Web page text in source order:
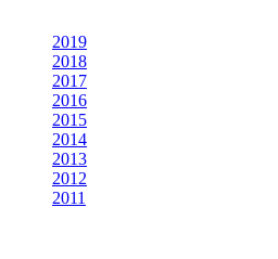
2019
2018
2017
2016
2015
2014
2013
2012
2011